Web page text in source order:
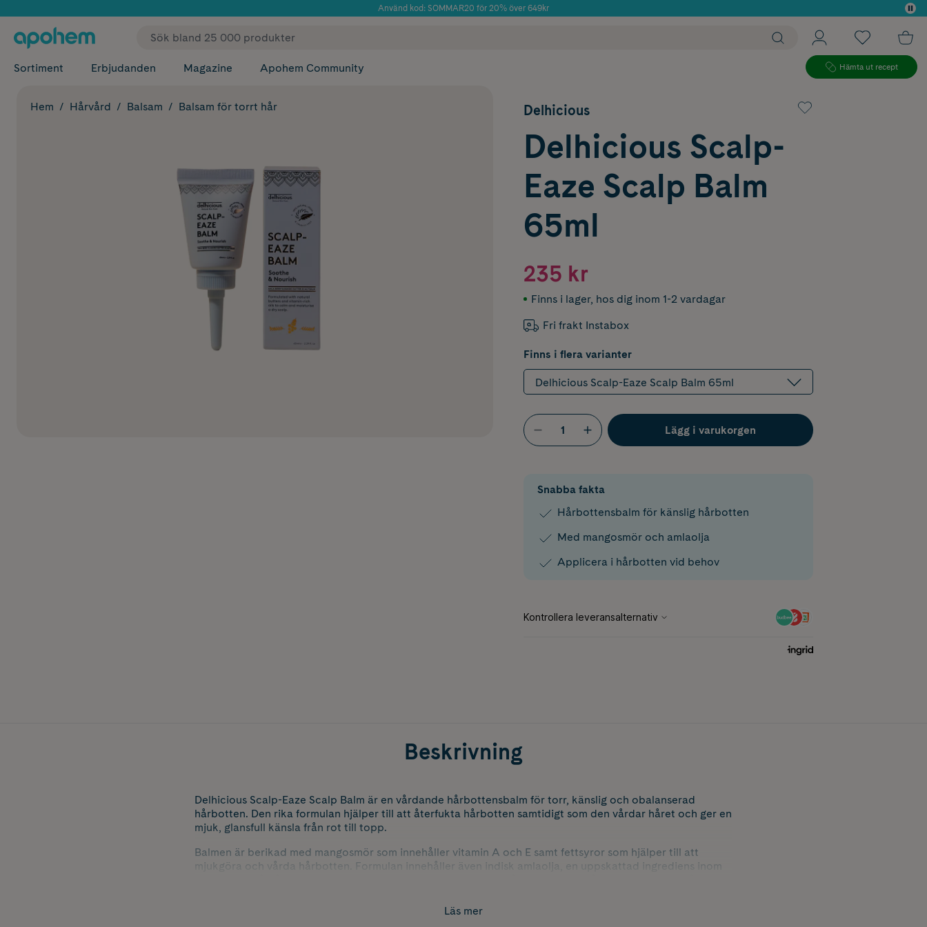
Använd kod: SOMMAR20 för 20% över 649kr
✓ Fri frakt
Sortiment Erbjudanden Magazine Apohem Community Hämta ut recept
Hem Hårvård Balsam Balsam för torrt hår Delhicious
Delhicious Scalp-
Eaze Scalp Balm
65ml
235 kr
Finns i lager, hos dig inom 1-2 vardagar
Fri frakt Instabox
Finns i flera varianter
Delhicious Scalp-Eaze Scalp Balm 65ml
Lägg i varukorgen
Snabba fakta
Hårbottensbalm för känslig hårbotten
Med mangosmör och amlaolja
Applicera i hårbotten vid behov
Beskrivning
Delhicious Scalp-Eaze Scalp Balm är en vårdande hårbottensbalm för torr, känslig och obalanserad
hårbotten. Den rika formulan hjälper till att återfukta hårbotten samtidigt som den vårdar håret och ger en
mjuk, glansfull känsla från rot till topp.
Balmen är berikad med mangosmör som innehåller vitamin A och E samt fettsyror som hjälper till att
mjukgöra och vårda hårbotten. Formulan innehåller även indisk amlaolja, en uppskattad ingrediens inom
Scalp-Eaze Scalp Balm passar särskilt bra för känslig och torr hårbotten och kan användas som en del av
Läs mer